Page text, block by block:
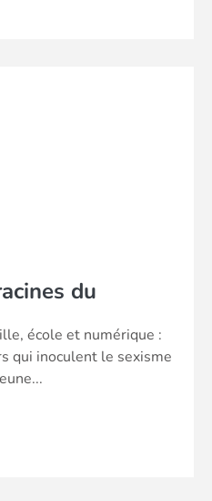
du
école et numérique :
qui inoculent le sexisme